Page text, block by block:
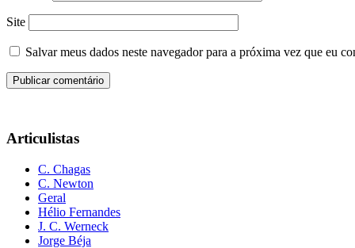
Site
Salvar meus dados neste navegador para a próxima vez que eu
Articulistas
C. Chagas
C. Newton
Geral
Hélio Fernandes
J. C. Werneck
Jorge Béja